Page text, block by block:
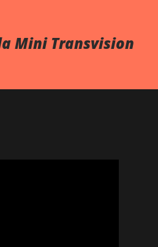
konsumen dari penipuan dan
jawab di pasar
Mini Transvision